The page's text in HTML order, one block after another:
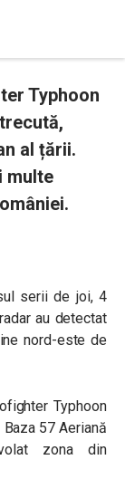
Typhoon
al țării.
multe
serii de joi, 4
au detectat
nord-este de
Typhoon
57 Aeriană
zona din